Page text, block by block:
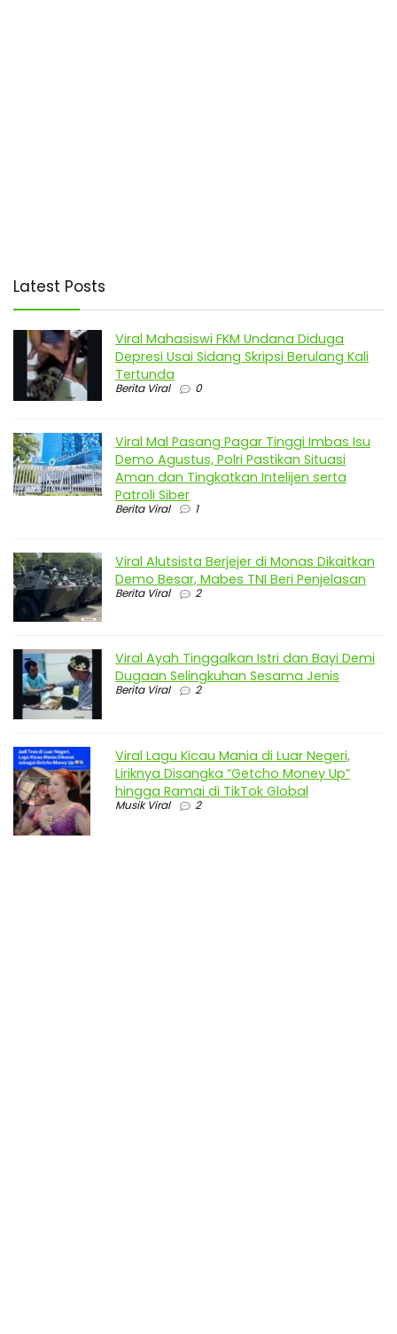
Latest Posts
Viral Mahasiswi FKM Undana Diduga
Depresi Usai Sidang Skripsi Berulang Kali
Tertunda
Berita Viral 0
Viral Mal Pasang Pagar Tinggi Imbas Isu
Demo Agustus, Polri Pastikan Situasi
Aman dan Tingkatkan Intelijen serta
Patroli Siber
Berita Viral 1
Viral Alutsista Berjejer di Monas Dikaitkan
Demo Besar, Mabes TNI Beri Penjelasan
Berita Viral 2
Viral Ayah Tinggalkan Istri dan Bayi Demi
Dugaan Selingkuhan Sesama Jenis
Berita Viral 2
Viral Lagu Kicau Mania di Luar Negeri,
Liriknya Disangka “Getcho Money Up”
hingga Ramai di TikTok Global
Musik Viral 2